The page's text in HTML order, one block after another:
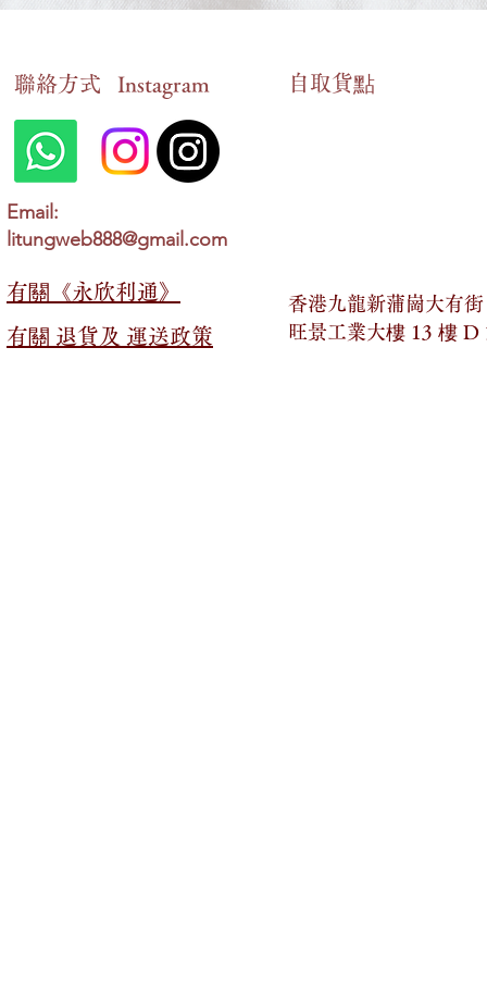
5. 喪禮 (The Funeral)_6.特定情
況 (Specific Situations)_英語三
十篇必背文章
​聯絡方式 Instagram
Email:
litungweb888@gmail.com
有關​​《永欣利通》
有關​​ 退貨及 運送政策
自​取貨點
香港九龍新蒲崗大有
旺景工業大樓 13 樓 D